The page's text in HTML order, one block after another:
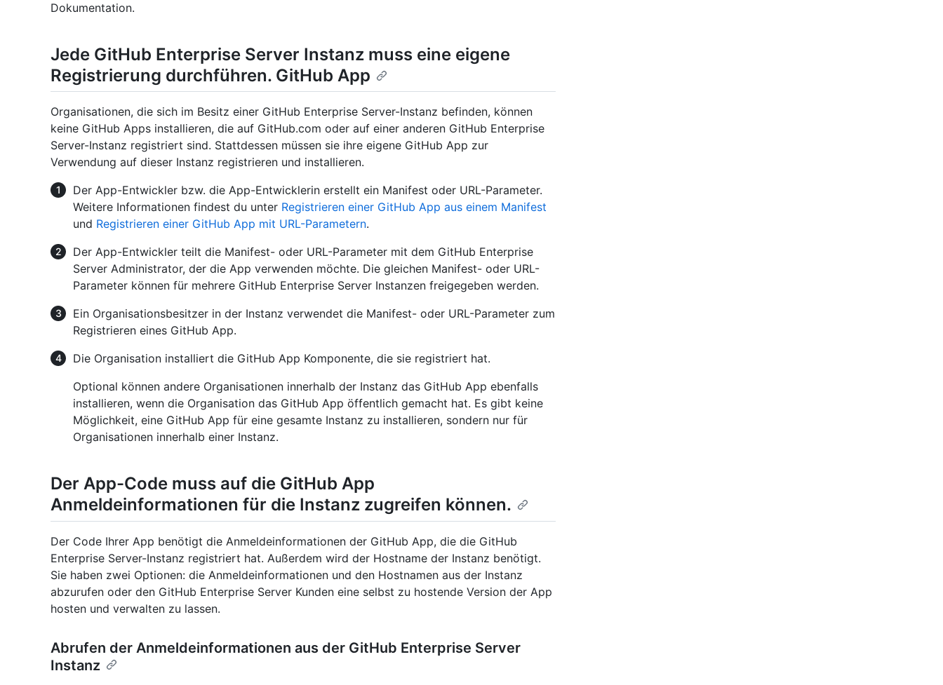
Dokumentation.
Jede GitHub Enterprise Server Instanz muss eine eigene
Registrierung durchführen. GitHub App
Organisationen, die sich im Besitz einer GitHub Enterprise Server-Instanz befinden, können
keine GitHub Apps installieren, die auf GitHub.com oder auf einer anderen GitHub Enterprise
Server-Instanz registriert sind. Stattdessen müssen sie ihre eigene GitHub App zur
Verwendung auf dieser Instanz registrieren und installieren.
Der App-Entwickler bzw. die App-Entwicklerin erstellt ein Manifest oder URL-Parameter.
Weitere Informationen findest du unter Registrieren einer GitHub App aus einem Manifest
und Registrieren einer GitHub App mit URL-Parametern.
Der App-Entwickler teilt die Manifest- oder URL-Parameter mit dem GitHub Enterprise
Server Administrator, der die App verwenden möchte. Die gleichen Manifest- oder URL-
Parameter können für mehrere GitHub Enterprise Server Instanzen freigegeben werden.
Ein Organisationsbesitzer in der Instanz verwendet die Manifest- oder URL-Parameter zum
Registrieren eines GitHub App.
Die Organisation installiert die GitHub App Komponente, die sie registriert hat.
Optional können andere Organisationen innerhalb der Instanz das GitHub App ebenfalls
installieren, wenn die Organisation das GitHub App öffentlich gemacht hat. Es gibt keine
Möglichkeit, eine GitHub App für eine gesamte Instanz zu installieren, sondern nur für
Organisationen innerhalb einer Instanz.
Der App-Code muss auf die GitHub App
Anmeldeinformationen für die Instanz zugreifen können.
Der Code Ihrer App benötigt die Anmeldeinformationen der GitHub App, die die GitHub
Enterprise Server-Instanz registriert hat. Außerdem wird der Hostname der Instanz benötigt.
Sie haben zwei Optionen: die Anmeldeinformationen und den Hostnamen aus der Instanz
abzurufen oder den GitHub Enterprise Server Kunden eine selbst zu hostende Version der App
hosten und verwalten zu lassen.
Abrufen der Anmeldeinformationen aus der GitHub Enterprise Server
Instanz